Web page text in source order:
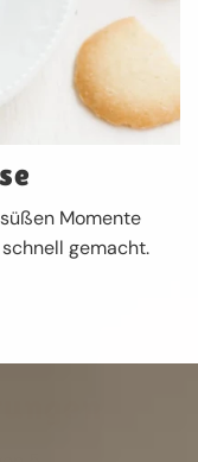
Momente
gemacht.